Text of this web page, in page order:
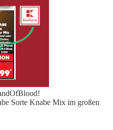
Sorte Knabe Mix im großen